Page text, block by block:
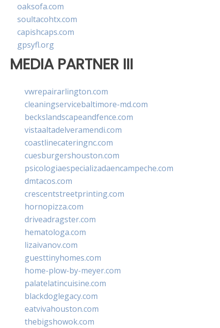
oaksofa.com
soultacohtx.com
capishcaps.com
gpsyfl.org
MEDIA PARTNER III
vwrepairarlington.com
cleaningservicebaltimore-md.com
beckslandscapeandfence.com
vistaaltadelveramendi.com
coastlinecateringnc.com
cuesburgershouston.com
psicologiaespecializadaencampeche.com
dmtacos.com
crescentstreetprinting.com
hornopizza.com
driveadragster.com
hematologa.com
lizaivanov.com
guesttinyhomes.com
home-plow-by-meyer.com
palatelatincuisine.com
blackdoglegacy.com
eatvivahouston.com
thebigshowok.com